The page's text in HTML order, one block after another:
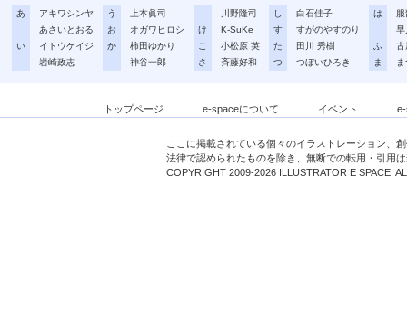
あ
アキワシンヤ
あさいとおる
い
イトウケイジ
岩崎政志
う
上本眞司
お
オガワヒロシ
か
柿田ゆかり
神谷一郎
川野隆司
け
K-SuKe
こ
小松原 英
さ
斉藤好和
し
白石佳子
す
すがのやすのり
た
田川 秀樹
つ
つぼいひろき
は
早
ふ
古
ま
トップページ e-spaceについて イベント
ここに掲載されている個々のイラストレーション、
法律で認められたものを除き、無断での転用・引用
COPYRIGHT 2009-2026 ILLUSTRATOR E SPACE.